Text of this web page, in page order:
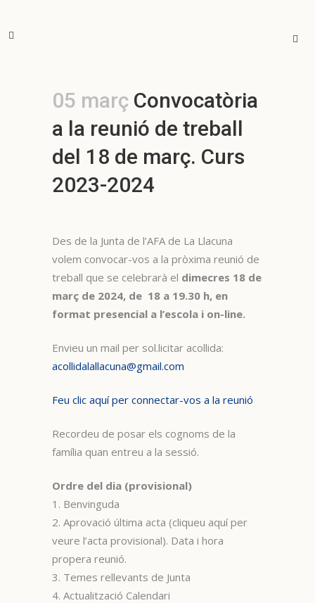
05 març Convocatòria
a la reunió de treball
del 18 de març. Curs
2023-2024
Des de la Junta de l’AFA de La Llacuna
volem convocar-vos a la pròxima reunió de
treball que se celebrarà el dimecres 18 de
març de 2024, de 18 a 19.30 h, en
format presencial a l’escola i on-line.
Envieu un mail per sol.licitar acollida:
acollidalallacuna@gmail.com
Feu clic aquí per connectar-vos a la reunió
Recordeu de posar els cognoms de la
família quan entreu a la sessió.
Ordre del dia (provisional)
1. Benvinguda
2. Aprovació última acta (cliqueu aquí per
veure l’acta provisional). Data i hora
propera reunió.
3. Temes rellevants de Junta
4. Actualització Calendari